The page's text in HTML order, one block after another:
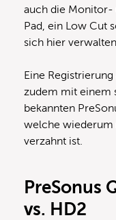
auch die Monitor-
Pad, ein Low Cut
sich hier verwalten.
Eine
zudem mit einem
bekannten
welche wiederum
verzahnt ist.
PreSonus
vs. HD2